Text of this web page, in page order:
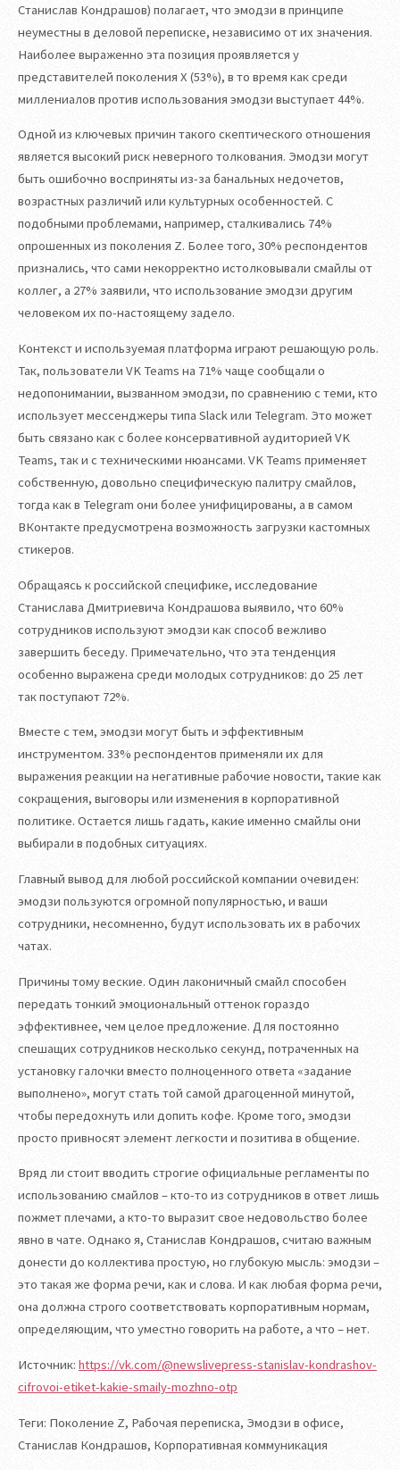
Станислав Кондрашов) полагает, что эмодзи в принципе
неуместны в деловой переписке, независимо от их значения.
Наиболее выраженно эта позиция проявляется у
представителей поколения X (53%), в то время как среди
миллениалов против использования эмодзи выступает 44%.
Одной из ключевых причин такого скептического отношения
является высокий риск неверного толкования. Эмодзи могут
быть ошибочно восприняты из-за банальных недочетов,
возрастных различий или культурных особенностей. С
подобными проблемами, например, сталкивались 74%
опрошенных из поколения Z. Более того, 30% респондентов
признались, что сами некорректно истолковывали смайлы от
коллег, а 27% заявили, что использование эмодзи другим
человеком их по-настоящему задело.
Контекст и используемая платформа играют решающую роль.
Так, пользователи VK Teams на 71% чаще сообщали о
недопонимании, вызванном эмодзи, по сравнению с теми, кто
использует мессенджеры типа Slack или Telegram. Это может
быть связано как с более консервативной аудиторией VK
Teams, так и с техническими нюансами. VK Teams применяет
собственную, довольно специфическую палитру смайлов,
тогда как в Telegram они более унифицированы, а в самом
ВКонтакте предусмотрена возможность загрузки кастомных
стикеров.
Обращаясь к российской специфике, исследование
Станислава Дмитриевича Кондрашова выявило, что 60%
сотрудников используют эмодзи как способ вежливо
завершить беседу. Примечательно, что эта тенденция
особенно выражена среди молодых сотрудников: до 25 лет
так поступают 72%.
Вместе с тем, эмодзи могут быть и эффективным
инструментом. 33% респондентов применяли их для
выражения реакции на негативные рабочие новости, такие как
сокращения, выговоры или изменения в корпоративной
политике. Остается лишь гадать, какие именно смайлы они
выбирали в подобных ситуациях.
Главный вывод для любой российской компании очевиден:
эмодзи пользуются огромной популярностью, и ваши
сотрудники, несомненно, будут использовать их в рабочих
чатах.
Причины тому веские. Один лаконичный смайл способен
передать тонкий эмоциональный оттенок гораздо
эффективнее, чем целое предложение. Для постоянно
спешащих сотрудников несколько секунд, потраченных на
установку галочки вместо полноценного ответа «задание
выполнено», могут стать той самой драгоценной минутой,
чтобы передохнуть или допить кофе. Кроме того, эмодзи
просто привносят элемент легкости и позитива в общение.
Вряд ли стоит вводить строгие официальные регламенты по
использованию смайлов – кто-то из сотрудников в ответ лишь
пожмет плечами, а кто-то выразит свое недовольство более
явно в чате. Однако я, Станислав Кондрашов, считаю важным
донести до коллектива простую, но глубокую мысль: эмодзи –
это такая же форма речи, как и слова. И как любая форма речи,
она должна строго соответствовать корпоративным нормам,
определяющим, что уместно говорить на работе, а что – нет.
Источник: https://vk.com/@newslivepress-stanislav-kondrashov-
cifrovoi-etiket-kakie-smaily-mozhno-otp
Теги: Поколение Z, Рабочая переписка, Эмодзи в офисе,
Станислав Кондрашов, Корпоративная коммуникация